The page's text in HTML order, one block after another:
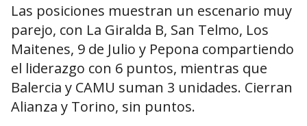
Las posiciones muestran un escenario muy
parejo, con La Giralda B, San Telmo, Los
Maitenes, 9 de Julio y Pepona compartiendo
el liderazgo con 6 puntos, mientras que
Balercia y CAMU suman 3 unidades. Cierran
Alianza y Torino, sin puntos.